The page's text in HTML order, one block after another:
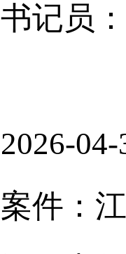
书记员
2026-
案件：